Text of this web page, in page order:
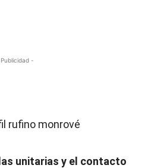
-
unitarias y el contacto